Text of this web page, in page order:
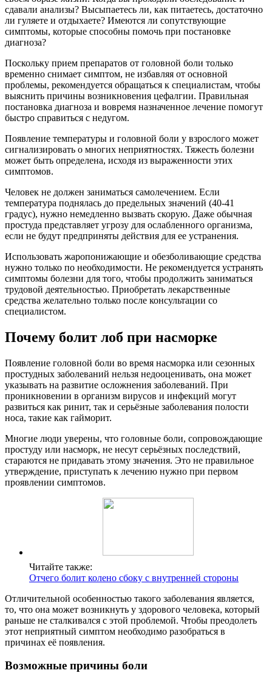
сдавали анализы? Высыпаетесь ли, как питаетесь, достаточно
ли гуляете и отдыхаете? Имеются ли сопутствующие
симптомы, которые способны помочь при постановке
диагноза?
Поскольку прием препаратов от головной боли только
временно снимает симптом, не избавляя от основной
проблемы, рекомендуется обращаться к специалистам, чтобы
выяснить причины возникновения цефалгии. Правильная
постановка диагноза и вовремя назначенное лечение помогут
быстро справиться с недугом.
Появление температуры и головной боли у взрослого может
сигнализировать о многих неприятностях. Тяжесть болезни
может быть определена, исходя из выраженности этих
симптомов.
Человек не должен заниматься самолечением. Если
температура поднялась до предельных значений (40-41
градус), нужно немедленно вызвать скорую. Даже обычная
простуда представляет угрозу для ослабленного организма,
если не будут предприняты действия для ее устранения.
Использовать жаропонижающие и обезболивающие средства
нужно только по необходимости. Не рекомендуется устранять
симптомы болезни для того, чтобы продолжить заниматься
трудовой деятельностью. Приобретать лекарственные
средства желательно только после консультации со
специалистом.
Почему болит лоб при насморке
Появление головной боли во время насморка или сезонных
простудных заболеваний нельзя недооценивать, она может
указывать на развитие осложнения заболеваний. При
проникновении в организм вирусов и инфекций могут
развиться как ринит, так и серьёзные заболевания полости
носа, такие как гайморит.
Многие люди уверены, что головные боли, сопровождающие
простуду или насморк, не несут серьёзных последствий,
стараются не придавать этому значения. Это не правильное
утверждение, приступать к лечению нужно при первом
проявлении симптомов.
Читайте также:
Отчего болит колено сбоку с внутренней стороны
Отличительной особенностью такого заболевания является,
то, что она может возникнуть у здорового человека, который
раньше не сталкивался с этой проблемой. Чтобы преодолеть
этот неприятный симптом необходимо разобраться в
причинах её появления.
Возможные причины боли